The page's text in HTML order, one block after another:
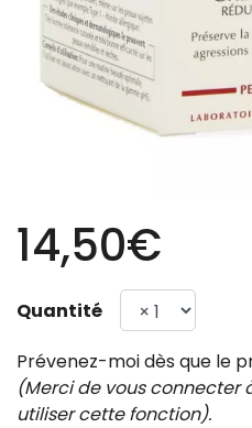
14,50€
Quantité
Prévenez-moi dès que le
(Merci de vous connecter
utiliser cette fonction).